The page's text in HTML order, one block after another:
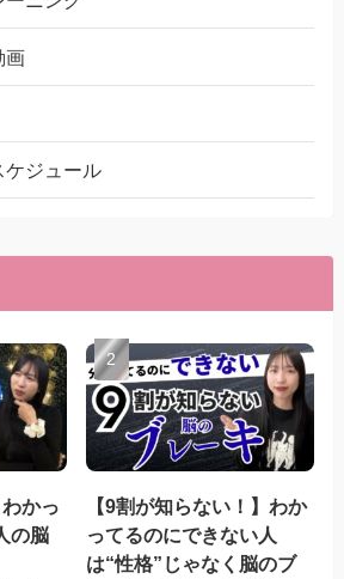
画
ケジュール
かっ
の脳
【9割が知らない！】わか
ってるのにできない人
は“性格”じゃなく脳のブ